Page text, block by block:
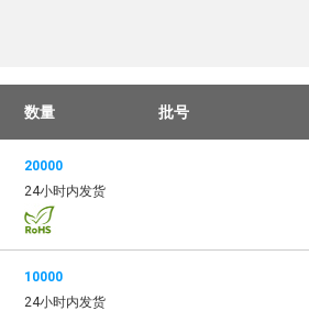
数量 批号
20000
24小时内发货
10000
24小时内发货